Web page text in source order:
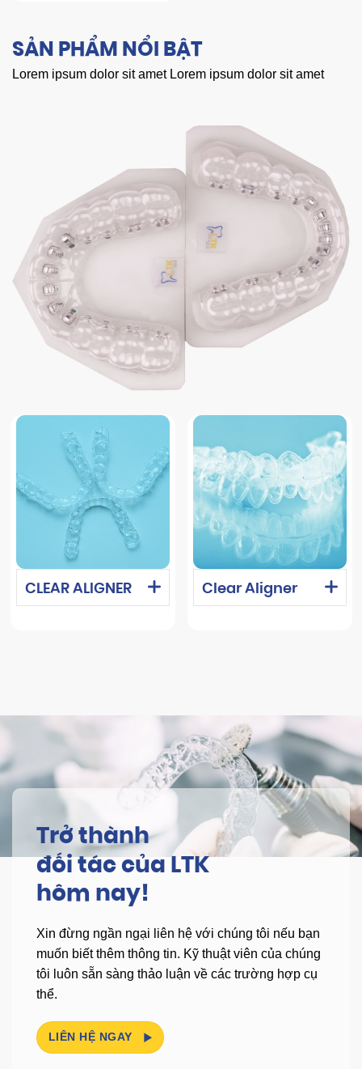
SẢN PHẨM NỔI BẬT
Lorem ipsum dolor sit amet Lorem ipsum dolor sit amet
CLEAR ALIGNER Clear Aligner
Trở thành
đối tác của LTK
hôm nay!
Xin đừng ngần ngại liên hệ với chúng tôi nếu bạn
muốn biết thêm thông tin. Kỹ thuật viên của chúng
tôi luôn sẵn sàng thảo luận về các trường hợp cụ
thể.
LIÊN HỆ NGAY